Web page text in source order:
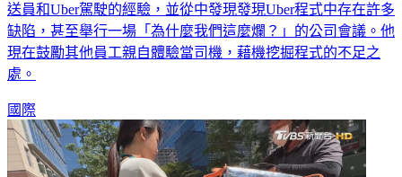
送員和Uber駕駛的經驗，並從中發現發現Uber程式中存在許多
缺陷，甚至舉行一場「為什麼我們這麼爛？」的公司會議。他
現在鼓勵其他員工親自體驗當司機，藉機挖掘程式的不足之
處。
國際